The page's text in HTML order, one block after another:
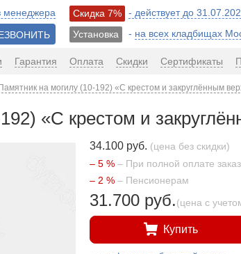
менеджера
Скидка 7%
- действует до
Установка
- на всех кладбищах
Гарантия Оплата Скидки Сертификаты
Памятник на могилу (10-192) «С крестом и закруглённым
«С крестом и
34.100 руб. (цена без скидки)
– 5 % – При полной оплате
– 2 % – Пенсионерам
31.700 руб.(цена с
Купить